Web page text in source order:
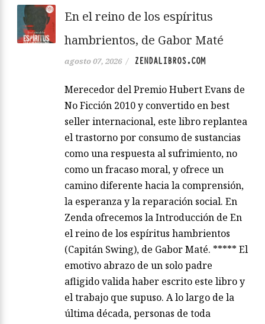
En el reino de los espíritus
hambrientos, de Gabor Maté
agosto 07, 2026 / ZENDALIBROS.COM
Merecedor del Premio Hubert Evans de
No Ficción 2010 y convertido en best
seller internacional, este libro replantea
el trastorno por consumo de sustancias
como una respuesta al sufrimiento, no
como un fracaso moral, y ofrece un
camino diferente hacia la comprensión,
la esperanza y la reparación social. En
Zenda ofrecemos la Introducción de En
el reino de los espíritus hambrientos
(Capitán Swing), de Gabor Maté. ***** El
emotivo abrazo de un solo padre
afligido valida haber escrito este libro y
el trabajo que supuso. A lo largo de la
última década, personas de toda